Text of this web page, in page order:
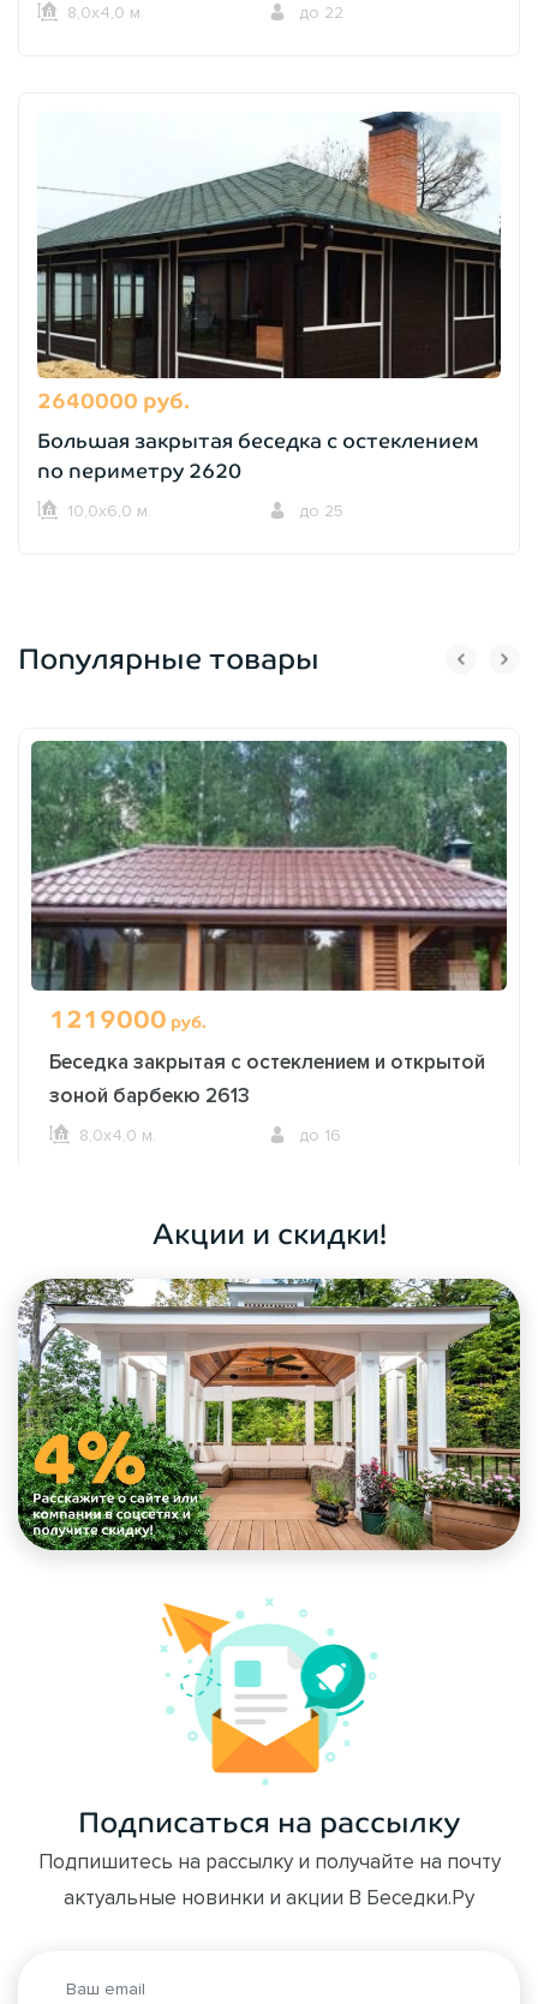
8,0х4,0 м. до 22
2640000 руб.
Большая закрытая беседка с остеклением
по периметру 2620
10,0х6,0 м. до 25
Популярные товары
1219000 руб.
Беседка закрытая с остеклением и открытой
зоной барбекю 2613
8,0х4,0 м. до 16
Акции и скидки!
Подписаться на рассылку
Подпишитесь на рассылку и получайте на почту
актуальные новинки и акции В Беседки.Ру